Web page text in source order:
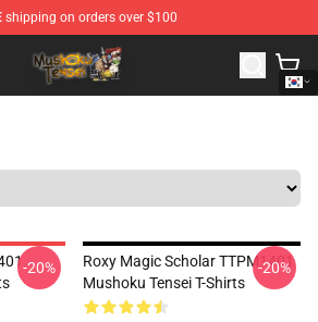
shipping on orders over $100
Store - Official Mushoku Tensei
-20%
Roxy Magic Scholar TTPM1401
Mushoku Tensei T-Shirts
-20%